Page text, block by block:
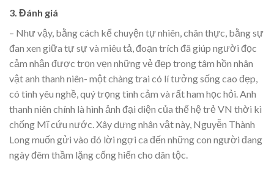
3. Đánh giá
– Như vậy, bằng cách kể chuyện tự nhiên, chân thực, bằng sự
đan xen giữa tự sự và miêu tả, đoạn trích đã giúp người đọc
cảm nhận được trọn vẹn những vẻ đẹp trong tâm hồn nhân
vật anh thanh niên- một chàng trai có lí tưởng sống cao đẹp,
có tình yêu nghề, quý trọng tình cảm và rất ham học hỏi. Anh
thanh niên chính là hình ảnh đại diện của thế hệ trẻ VN thời kì
chống Mĩ cứu nước. Xây dựng nhân vật này, Nguyễn Thành
Long muốn gửi vào đó lời ngợi ca đến những con người đang
ngày đêm thầm lặng cống hiến cho dân tộc.